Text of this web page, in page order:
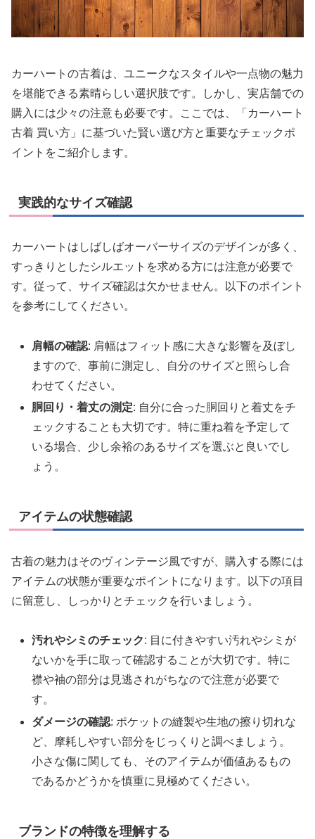
カーハートの古着は、ユニークなスタイルや一点物の魅力
を堪能できる素晴らしい選択肢です。しかし、実店舗での
購入には少々の注意も必要です。ここでは、「カーハート
古着 買い方」に基づいた賢い選び方と重要なチェックポ
イントをご紹介します。
実践的なサイズ確認
カーハートはしばしばオーバーサイズのデザインが多く、
すっきりとしたシルエットを求める方には注意が必要で
す。従って、サイズ確認は欠かせません。以下のポイント
を参考にしてください。
肩幅の確認: 肩幅はフィット感に大きな影響を及ぼし
ますので、事前に測定し、自分のサイズと照らし合
わせてください。
胴回り・着丈の測定: 自分に合った胴回りと着丈をチ
ェックすることも大切です。特に重ね着を予定して
いる場合、少し余裕のあるサイズを選ぶと良いでし
ょう。
アイテムの状態確認
古着の魅力はそのヴィンテージ風ですが、購入する際には
アイテムの状態が重要なポイントになります。以下の項目
に留意し、しっかりとチェックを行いましょう。
汚れやシミのチェック: 目に付きやすい汚れやシミが
ないかを手に取って確認することが大切です。特に
襟や袖の部分は見逃されがちなので注意が必要で
す。
ダメージの確認: ポケットの縫製や生地の擦り切れな
ど、摩耗しやすい部分をじっくりと調べましょう。
小さな傷に関しても、そのアイテムが価値あるもの
であるかどうかを慎重に見極めてください。
ブランドの特徴を理解する